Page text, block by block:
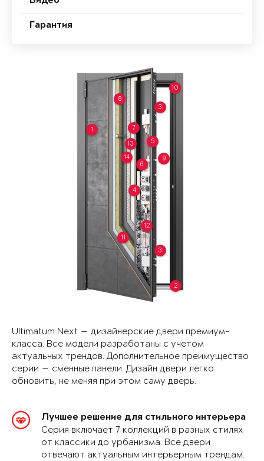
Гарантия
1
2
3
3
4
5
6
7
8
9
10
11
12
13
14
Ultimatum Next — дизайнерские двери премиум-
класса. Все модели разработаны с учетом
актуальных трендов. Дополнительное преимущество
серии — сменные панели. Дизайн двери легко
обновить, не меняя при этом саму дверь.
Лучшее решение для стильного интерьера
Серия включает 7 коллекций в разных стилях
от классики до урбанизма. Все двери
отвечают актуальным интерьерным трендам.